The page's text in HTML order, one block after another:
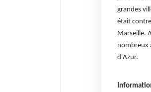
grandes
était
Marseille.
nombreux
d'Azur.